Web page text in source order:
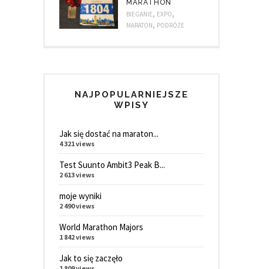
MARATHON
BIEGANIE, EXPO,
MARATON, PODRÓŻE
NAJPOPULARNIEJSZE
WPISY
Jak się dostać na maraton...
4 321 views
Test Suunto Ambit3 Peak B...
2 613 views
moje wyniki
2 490 views
World Marathon Majors
1 842 views
Jak to się zaczęło